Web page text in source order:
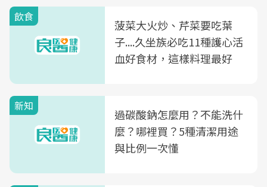
飲食
菠菜大火炒、芹菜要吃葉
子....久坐族必吃11種護心活
血好食材，這樣料理最好
新知
過碳酸鈉怎麼用？不能洗什
麼？哪裡買？5種清潔用途
與比例一次懂